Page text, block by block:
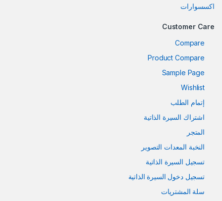
اكسسوارات
Customer Care
Compare
Product Compare
Sample Page
Wishlist
إتمام الطلب
اشتراك السيرة الذاتية
المتجر
النخبة المعدات التصوير
تسجيل السيرة الذاتية
تسجيل دخول السيرة الذاتية
سلة المشتريات